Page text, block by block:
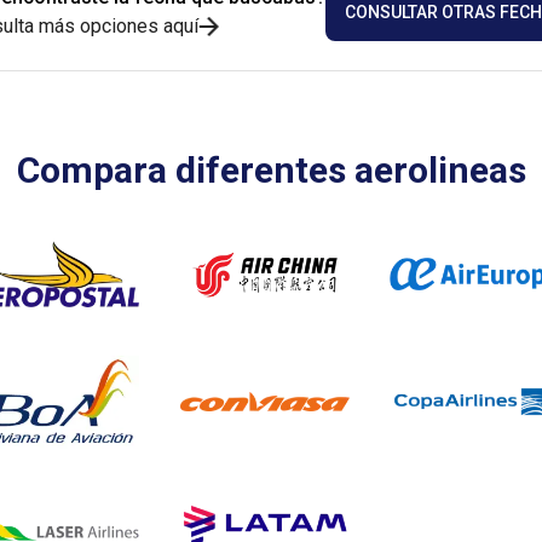
más opciones aquí
CONSULTAR OTRAS
Compara diferentes aerolineas